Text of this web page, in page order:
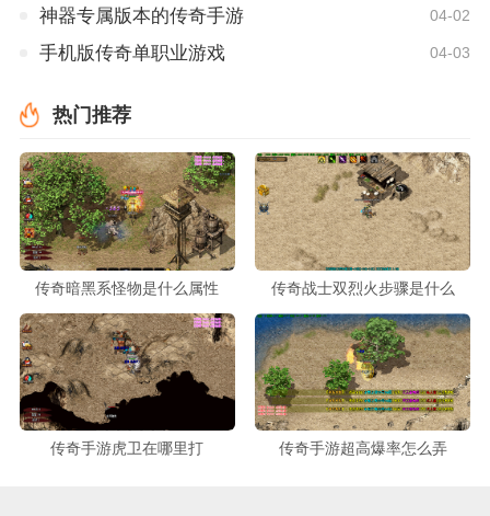
神器专属版本的传奇手游 04-02
手机版传奇单职业游戏 04-03
热门推荐
传奇暗黑系怪物是什么属性 传奇战士双烈火步骤是什么
传奇手游虎卫在哪里打 传奇手游超高爆率怎么弄